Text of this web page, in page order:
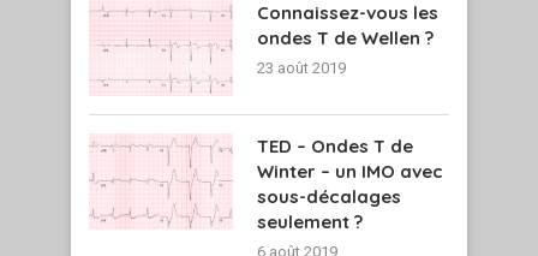
Connaissez-vous les
ondes T de Wellen ?
23 août 2019
TED – Ondes T de
Winter – un IMO avec
sous-décalages
seulement ?
6 août 2019